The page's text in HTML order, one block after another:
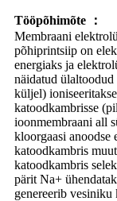
Tööpõhimõte ：
Membraani
põhiprintsiip on
energiaks ja
näidatud
küljel)
katoodkambrisse
ioonmembraani all
kloorgaasi
katoodkambris
katoodkambris
pärit Na+
genereerib vesiniku